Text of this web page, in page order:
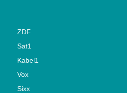
ZDF
Sat1
Kabel1
Vox
Sixx